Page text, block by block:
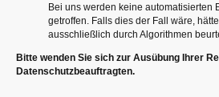
Bei uns werden keine automatisierten
getroffen. Falls dies der Fall wäre,
ausschließlich durch Algorithmen
Bitte wenden Sie sich zur Ausübung Ihrer
Datenschutzbeauftragten.